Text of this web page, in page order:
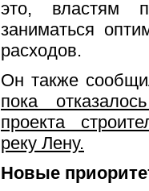
это, властям
заниматься
расходов.
Он также
пока
проекта
реку Лену.
Новые